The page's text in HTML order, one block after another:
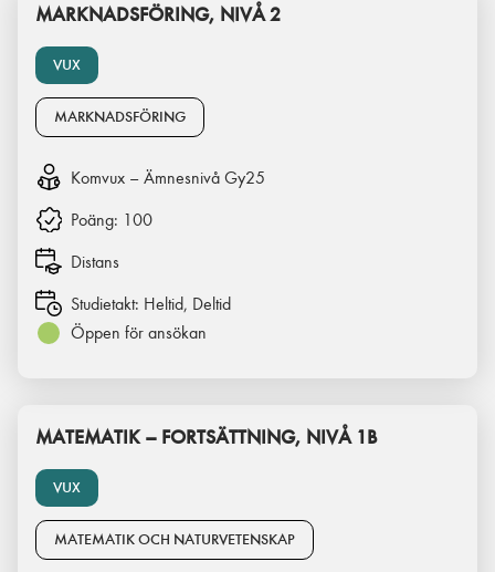
VUX
MARKNADSFÖRING, NIVÅ 2
MARKNADSFÖRING
Komvux – Ämnesnivå Gy25
Poäng: 100
Distans
Studietakt: Heltid, Deltid
Öppen för ansökan
VUX
MATEMATIK – FORTSÄTTNING, NIVÅ 1B
MATEMATIK OCH NATURVETENSKAP